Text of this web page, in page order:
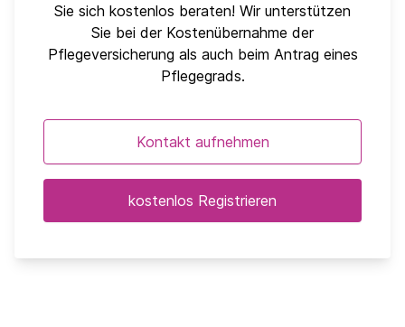
Sie sich kostenlos beraten! Wir unterstützen
Sie bei der Kostenübernahme der
Pflegeversicherung als auch beim Antrag eines
Pflegegrads.
Kontakt aufnehmen
kostenlos Registrieren